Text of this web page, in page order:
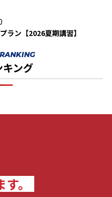
ラン【2026夏期講習】
ング
。